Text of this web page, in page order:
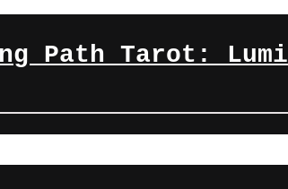
Path Tarot: